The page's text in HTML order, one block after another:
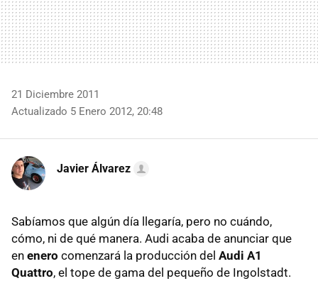
21 Diciembre 2011
Actualizado 5 Enero 2012, 20:48
Javier Álvarez
Sabíamos que algún día llegaría, pero no cuándo,
cómo, ni de qué manera. Audi acaba de anunciar que
en enero comenzará la producción del Audi A1
Quattro, el tope de gama del pequeño de Ingolstadt.